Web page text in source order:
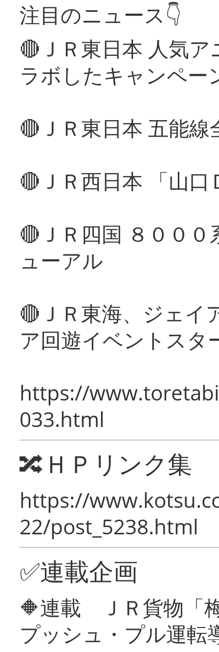
注目のニュース👇
🔴ＪＲ東日本 人気
ラボしたキャンペー
🔴ＪＲ東日本 五能
🔴ＪＲ西日本 「山
🔴ＪＲ四国 ８００
ューアル
🔴ＪＲ東海、ジェイ
ア回遊イベントスタ
https://
033.html
🔀ＨＰリンク集
https://
22/post_5238.html
✅連載企画
🔶連載 ＪＲ貨物「
プッシュ・プル運転